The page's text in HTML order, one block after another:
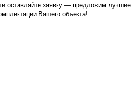
оставляйте заявку — предложим лучшие
Вашего объекта!